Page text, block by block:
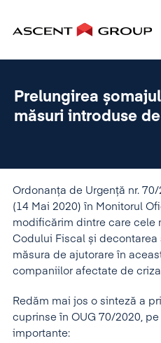
Prelungirea
măsuri introduse
Ordonanța de Urgență nr.
(14 Mai 2020) în Monitorul
modificărim dintre care cele
Codului Fiscal și decontarea
măsura de ajutorare în
companiilor afectate de
Redăm mai jos o sinteză a
cuprinse în OUG 70/2020,
importante: